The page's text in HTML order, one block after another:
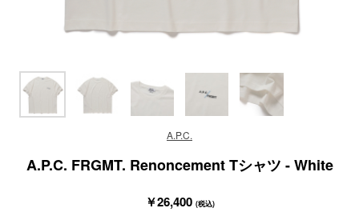
A.P.C.
A.P.C. FRGMT. Renoncement Tシャツ - White
￥26,400 (税込)